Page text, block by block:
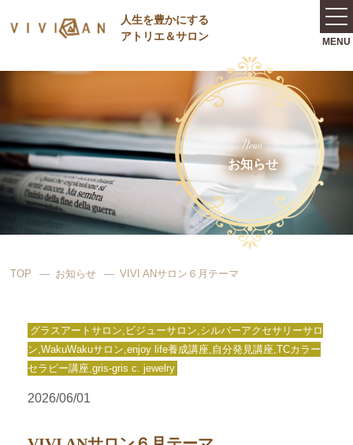
⼈⽣を豊かにする
アトリエ＆サロン
News
お知らせ
TOP お知らせ VIVI ANサロン６月テーマ
グラスアートサロン,ビジューサロン,シルバーアクセサリーサロ
ン,WakuWakuサロン,enjoy life養成講座,自分発見講座,TCカラー
セラピー講座,gris-gris c. jewelry
2026/06/01